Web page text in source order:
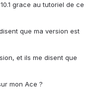
grace au tutoriel de ce
que ma version est
et ils me disent que
mon Ace ?